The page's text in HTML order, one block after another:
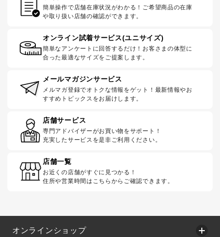
簡単操作で店舗在庫状況がわかる！ご希望商品の在庫
や取り扱い店舗の確認ができます。
オンライン試着サービス(ユニサイズ)
簡単なアンケートに回答するだけ！お客さまの体型に
合った最適なサイズをご提案します。
メールマガジンサービス
メルマガ登録でオトクな情報をゲット！最新情報やお
すすめトピックスをお届けします。
店舗サービス
専門アドバイザーがお買い物をサポート！
充実したサービスを是非ご利用ください。
店舗一覧
お近くの店舗がすぐに見つかる！
住所や営業時間はこちらからご確認できます。
オンラインショップ